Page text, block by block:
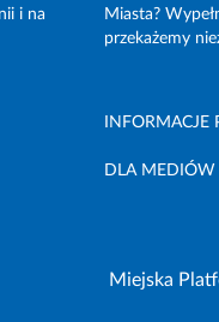
i na
Miasta?
przekażemy
INFORMACJE
DLA MEDIÓW
Miejska